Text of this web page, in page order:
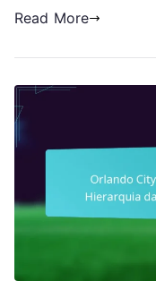
Read More